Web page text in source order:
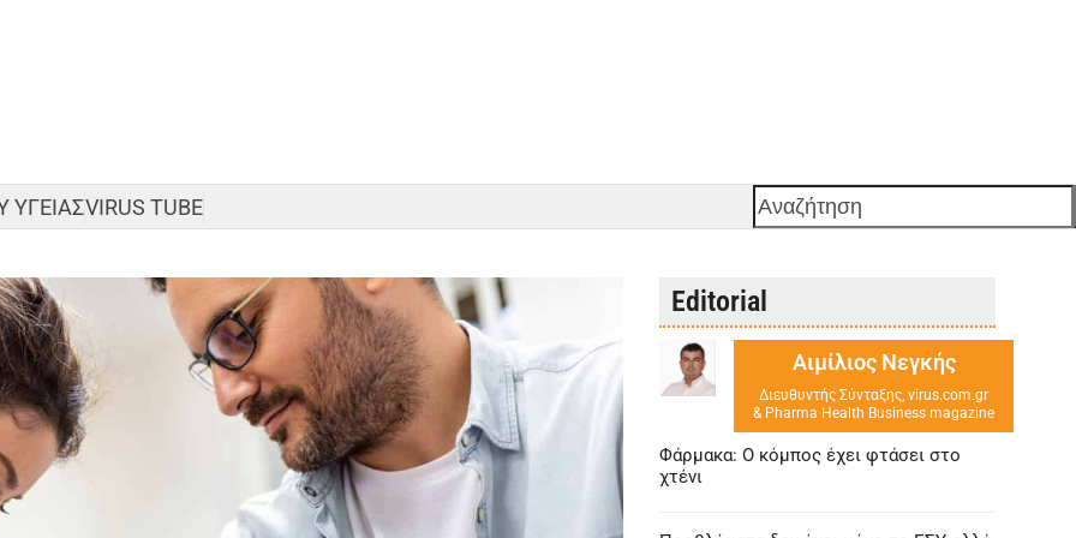
ΥΓΕΙΑΣVIRUS TUBE Αναζήτηση
Editorial
Αιμίλιος Νεγκής
Διευθυντής Σύνταξης, virus.com.gr
& Pharma Health Business magazine
Φάρμακα: Ο κόμπος έχει φτάσει στο
χτένι